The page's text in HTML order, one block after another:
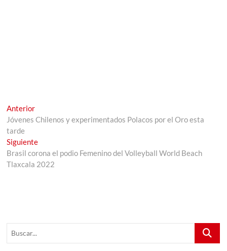
Navegación
de
entradas
AnteriorEntrada
anterior:
Jóvenes Chilenos y experimentados Polacos por el Oro esta
tarde
SiguienteEntrada
siguiente:
Brasil corona el podio Femenino del Volleyball World Beach
Tlaxcala 2022
Buscar...